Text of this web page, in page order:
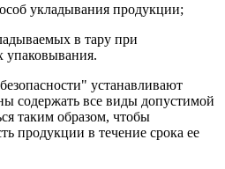
укладывания продукции;
в тару при
упаковывания.
устанавливают
содержать все виды допустимой
таким образом, чтобы
продукции в течение срока ее